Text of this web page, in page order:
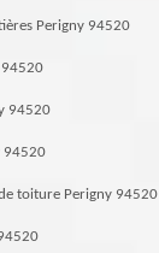
Perigny 94520
94520
94520
94520
toiture Perigny 94520